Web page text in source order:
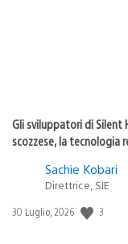
Gli sviluppatori di Silent
scozzese, la tecnologia
Sachie Kobari
Direttrice, SIE
Data
30 Luglio, 2026 3